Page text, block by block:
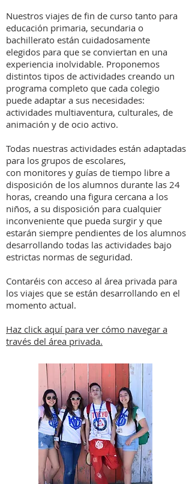
Nuestros viajes de fin de curso tanto para
educación primaria, secundaria o
bachillerato están cuidadosamente
elegidos para que se conviertan en una
experiencia inolvidable. Proponemos
distintos tipos de actividades creando un
programa completo que cada colegio
puede adaptar a sus necesidades:
actividades multiaventura, culturales, de
animación y de ocio activo.
Todas nuestras actividades están adaptadas
para los grupos de escolares,
con monitores y guías de tiempo libre a
disposición de los alumnos durante las 24
horas, creando una figura cercana a los
niños, a su disposición para cualquier
inconveniente que pueda surgir y que
estarán siempre pendientes de los alumnos
desarrollando todas las actividades bajo
estrictas normas de seguridad.
Contaréis con acceso al área privada para
los viajes que se están desarrollando en el
momento actual.
Haz click aquí para ver cómo navegar a
través del área privada.